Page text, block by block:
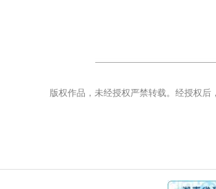
版权作品，未经授权严禁转载。经授权后